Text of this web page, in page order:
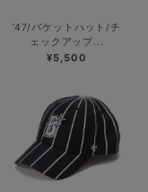
’47/バケットハット/チ
ェックアップ...
¥5,500